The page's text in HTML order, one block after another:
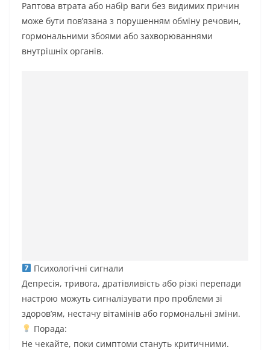
Раптова втрата або набір ваги без видимих причин
може бути пов’язана з порушенням обміну речовин,
гормональними збоями або захворюваннями
внутрішніх органів.
Психологічні сигнали
Депресія, тривога, дратівливість або різкі перепади
настрою можуть сигналізувати про проблеми зі
здоров’ям, нестачу вітамінів або гормональні зміни.
Порада:
Не чекайте, поки симптоми стануть критичними.